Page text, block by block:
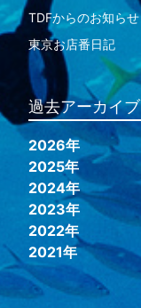
TDFからのお知らせ
東京お店番日記
過去アーカイブ
2026年
2025年
2024年
2023年
2022年
2021年